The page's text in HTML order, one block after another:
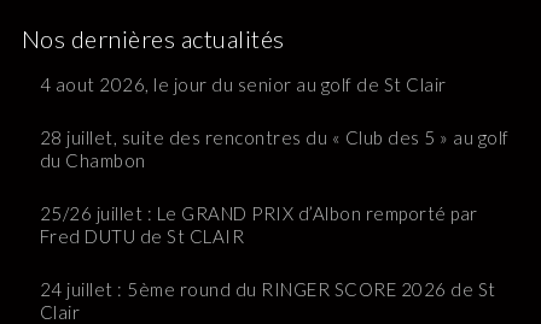
Nos dernières actualités
4 aout 2026, le jour du senior au golf de St Clair
28 juillet, suite des rencontres du « Club des 5 » au golf
du Chambon
25/26 juillet : Le GRAND PRIX d’Albon remporté par
Fred DUTU de St CLAIR
24 juillet : 5ème round du RINGER SCORE 2026 de St
Clair